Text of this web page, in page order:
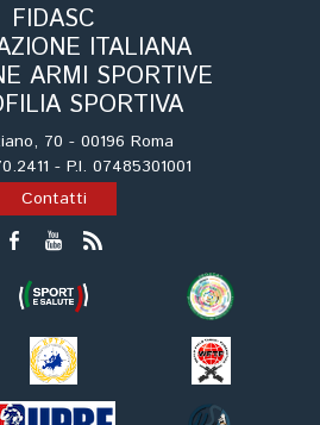
FIDASC
ITALIANA
ARMI SPORTIVE
SPORTIVA
70 - 00196 Roma
- P.I. 07485301001
Contatti
Field Target
Paintball
Softair
Cinofilia Sportiva
Agility
Dog Balance
Dog Trail